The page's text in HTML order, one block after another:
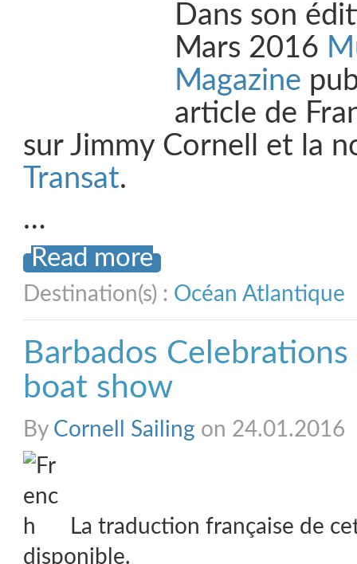
Dans son
Mars 2016
Magazine
article de
sur Jimmy Cornell et la
Transat.
…
Read more
Destination(s) : Océan Atlantique
Barbados
boat show
By Cornell Sailing on 24.01.2016
La traduction française de
disponible.